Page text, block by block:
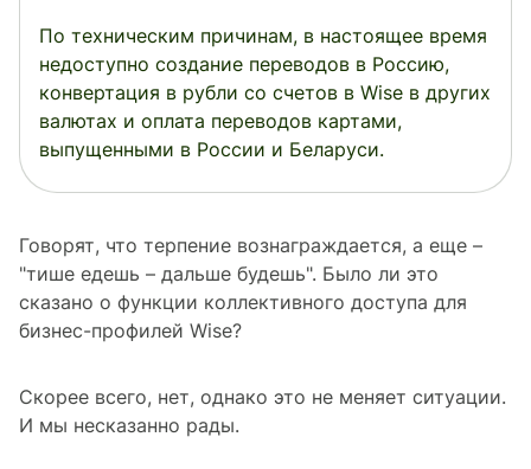
По техническим причинам, в настоящее время
недоступно создание переводов в Россию,
конвертация в рубли со счетов в Wise в других
валютах и оплата переводов картами,
выпущенными в России и Беларуси.
Говорят, что терпение вознаграждается, а еще –
"тише едешь – дальше будешь". Было ли это
сказано о функции коллективного доступа для
бизнес-профилей Wise?
Скорее всего, нет, однако это не меняет ситуации.
И мы несказанно рады.